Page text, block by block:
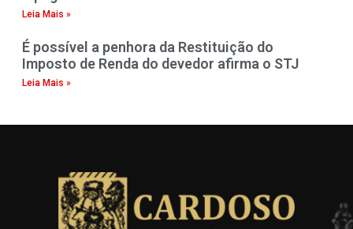
Leia Mais »
É possível a penhora da Restituição do
Imposto de Renda do devedor afirma o STJ
Leia Mais »